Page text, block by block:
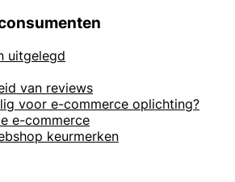
uitgelegd
van reviews
voor e-commerce oplichting?
e-commerce
keurmerken